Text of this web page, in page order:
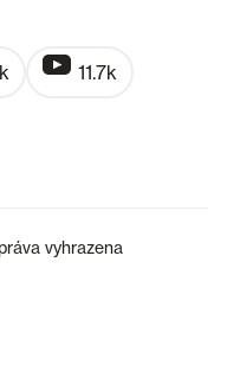
11.7k
vyhrazena